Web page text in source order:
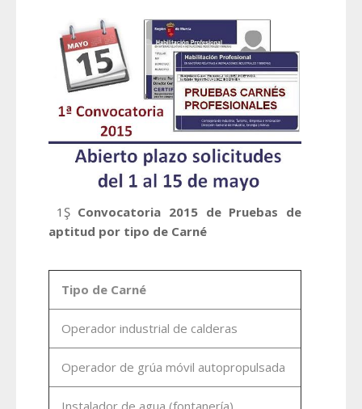
1Ş Convocatoria 2015 de Pruebas de
aptitud por tipo de Carné
Tipo de Carné
Operador industrial de calderas
Operador de grúa móvil autopropulsada